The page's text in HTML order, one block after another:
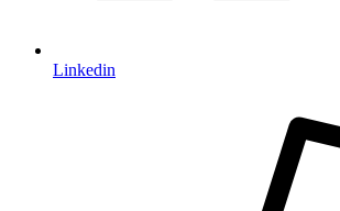
Linkedin